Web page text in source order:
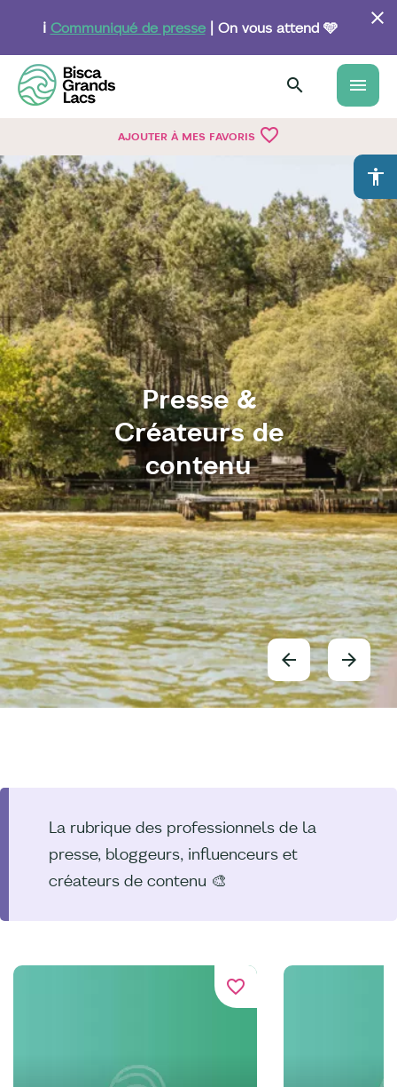
principal
ℹ️ Communiqué de presse| On vous attend 🩵
menu
AJOUTER À MES FAVORIS favorite_border
accessibility
Presse &
Créateurs de
contenu
La rubrique des professionnels de la
presse, bloggeurs, influenceurs et
créateurs de contenu 🎨
favorite_border